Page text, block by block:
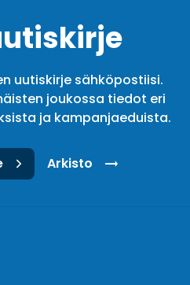
uutiskirje sähköpostiisi.
joukossa tiedot eri
ja kampanjaeduista.
Arkisto